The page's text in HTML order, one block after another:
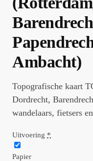
Ambacht)
Topografische kaart
Dordrecht,
wandelaars, fietsers
Uitvoering *
Papier